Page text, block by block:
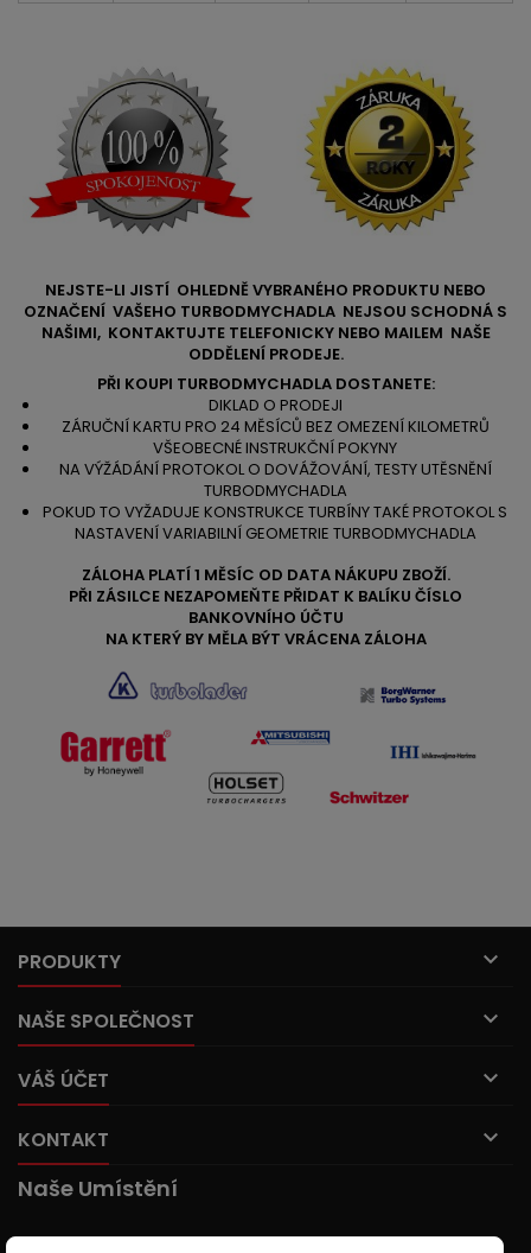
NEJSTE-LI JISTÍ OHLEDNĚ VYBRANÉHO PRODUKTU NEBO
OZNAČENÍ VAŠEHO TURBODMYCHADLA NEJSOU SCHODNÁ S
NAŠIMI, KONTAKTUJTE TELEFONICKY NEBO MAILEM NAŠE
ODDĚLENÍ PRODEJE.
PŘI KOUPI TURBODMYCHADLA DOSTANETE:
DIKLAD O PRODEJI
ZÁRUČNÍ KARTU PRO 24 MĚSÍCŮ BEZ OMEZENÍ KILOMETRŮ
VŠEOBECNÉ INSTRUKČNÍ POKYNY
NA VÝŽÁDÁNÍ PROTOKOL O DOVÁŽOVÁNÍ, TESTY UTĚSNĚNÍ
TURBODMYCHADLA
POKUD TO VYŽADUJE KONSTRUKCE TURBÍNY TAKÉ PROTOKOL S
NASTAVENÍ VARIABILNÍ GEOMETRIE TURBODMYCHADLA
ZÁLOHA PLATÍ 1 MĚSÍC OD DATA NÁKUPU ZBOŽÍ.
PŘI ZÁSILCE NEZAPOMEŇTE PŘIDAT K BALÍKU ČÍSLO
BANKOVNÍHO ÚČTU
NA KTERÝ BY MĚLA BÝT VRÁCENA ZÁLOHA
PRODUKTY 
NAŠE SPOLEČNOST 
VÁŠ ÚČET 
KONTAKT 
Naše Umístění